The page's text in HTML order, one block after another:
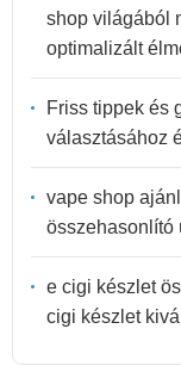
shop világából
optimalizált
Friss tippek és
választásához
vape shop
összehasonlító
e cigi készlet
cigi készlet